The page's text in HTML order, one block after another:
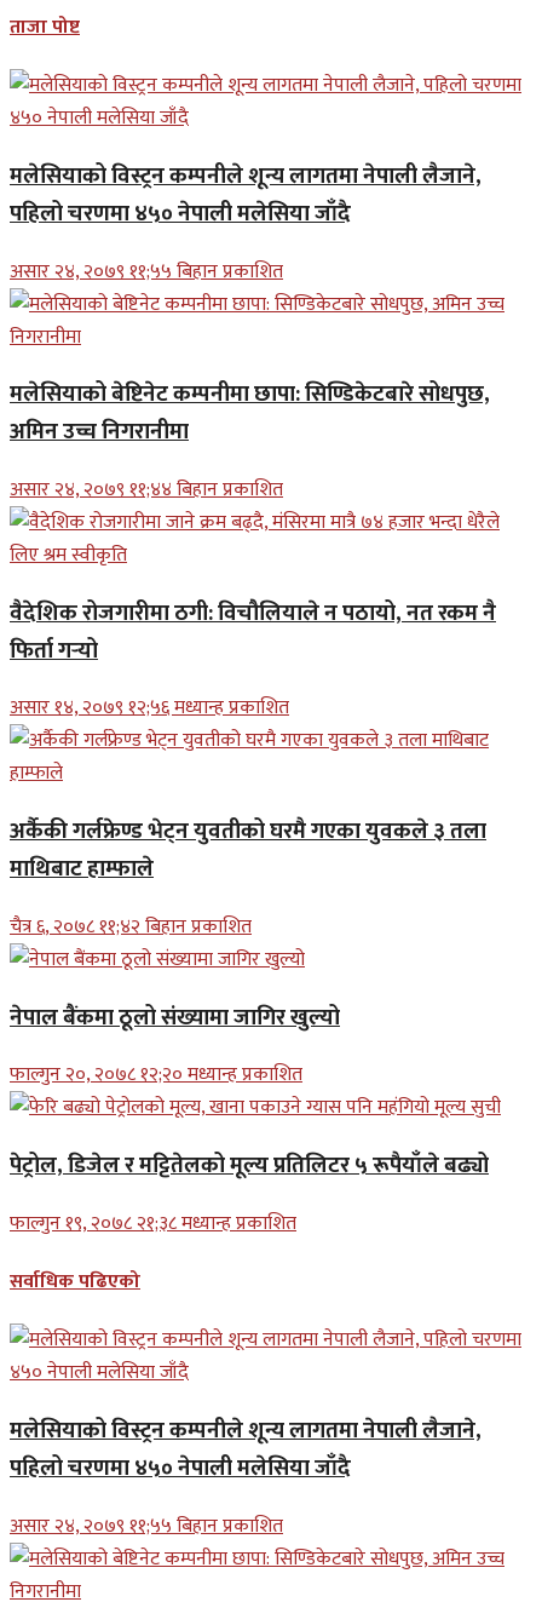
ताजा पोष्ट
मलेसियाको विस्ट्रन कम्पनीले शून्य लागतमा नेपाली लैजाने,
पहिलो चरणमा ४५० नेपाली मलेसिया जाँदै
असार २४, २०७९ ११;५५ बिहान प्रकाशित
मलेसियाको बेष्टिनेट कम्पनीमा छापा: सिण्डिकेटबारे सोधपुछ,
अमिन उच्च निगरानीमा
असार २४, २०७९ ११;४४ बिहान प्रकाशित
वैदेशिक रोजगारीमा ठगी: विचौलियाले न पठायो, नत रकम नै
फिर्ता गर्‍यो
असार १४, २०७९ १२;५६ मध्यान्ह प्रकाशित
अर्कैकी गर्लफ्रेण्ड भेट्न युवतीको घरमै गएका युवकले ३ तला
माथिबाट हाम्फाले
चैत्र ६, २०७८ ११;४२ बिहान प्रकाशित
नेपाल बैंकमा ठूलो संख्यामा जागिर खुल्यो
फाल्गुन २०, २०७८ १२;२० मध्यान्ह प्रकाशित
पेट्रोल, डिजेल र मट्टितेलको मूल्य प्रतिलिटर ५ रूपैयाँले बढ्यो
फाल्गुन १९, २०७८ २१;३८ मध्यान्ह प्रकाशित
सर्वाधिक पढिएको
मलेसियाको विस्ट्रन कम्पनीले शून्य लागतमा नेपाली लैजाने,
पहिलो चरणमा ४५० नेपाली मलेसिया जाँदै
असार २४, २०७९ ११;५५ बिहान प्रकाशित